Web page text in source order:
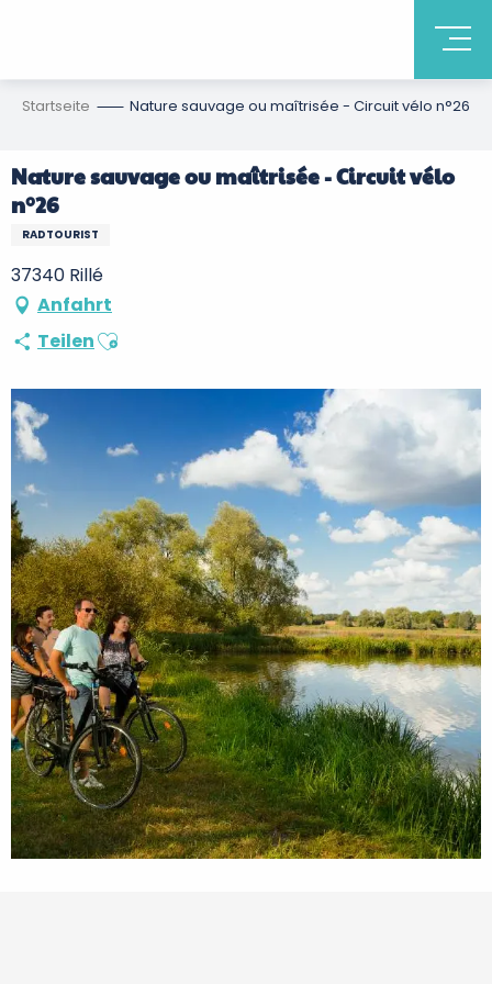
Startseite Nature sauvage ou maîtrisée - Circuit vélo n°26
Nature sauvage ou maîtrisée - Circuit vélo
n°26
RADTOURIST
37340 Rillé
Anfahrt
TeilenAjouter aux favoris